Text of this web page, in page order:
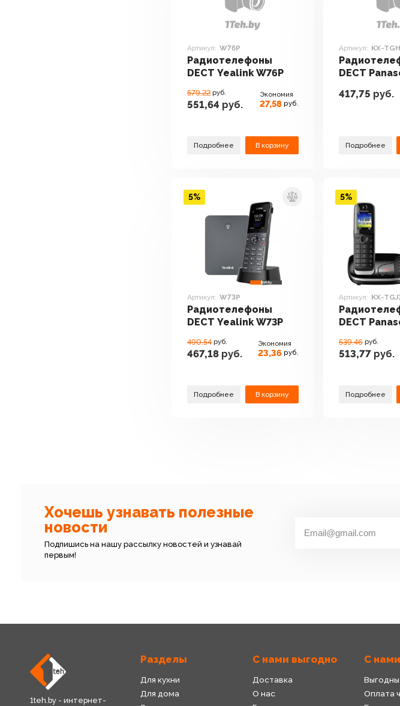
Артикул: W76P
Радиотелефоны
DECT Yealink W76P
579.22 руб.
551,64 руб.
Экономия
27,58 руб.
Подробнее В корзину
Артикул: KX-
DECT
417,75 руб.
Подробнее
Артикул: W73P
Радиотелефоны
DECT Yealink W73P
490.54 руб.
467,18 руб.
Экономия
23,36 руб.
Подробнее В корзину
5%
Артикул: KX-
DECT
539.46 руб.
513,77руб.
Подробнее
5%
Хочешь узнавать полезные
новости
Подпишись на нашу рассылку новостей и узнавай
первым!
1teh.by - интернет-
Разделы
Для кухни
Для дома
С нами выгодно
Доставка
О нас
С
Оплата